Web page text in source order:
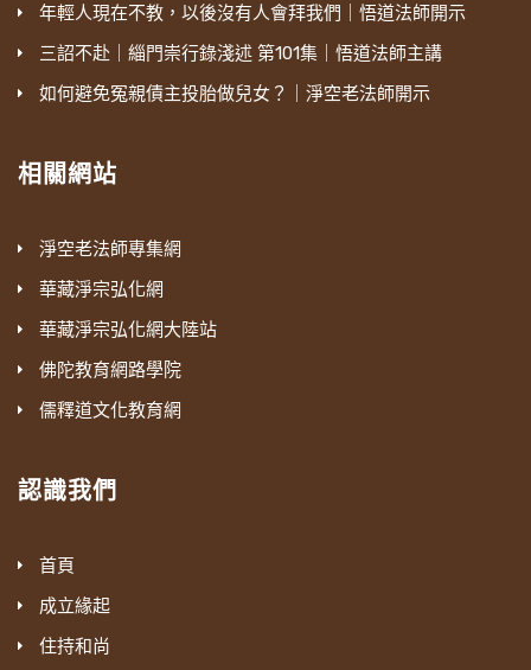
年輕人現在不教，以後沒有人會拜我們｜悟道法師開示
三詔不赴｜緇門崇行錄淺述 第101集｜悟道法師主講
如何避免冤親債主投胎做兒女？｜淨空老法師開示
相關網站
淨空老法師專集網
華藏淨宗弘化網
華藏淨宗弘化網大陸站
佛陀教育網路學院
儒釋道文化教育網
認識我們
首頁
成立緣起
住持和尚